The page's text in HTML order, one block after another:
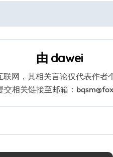
由 dawei
联网，其相关言论仅代表作者
相关链接至邮箱：